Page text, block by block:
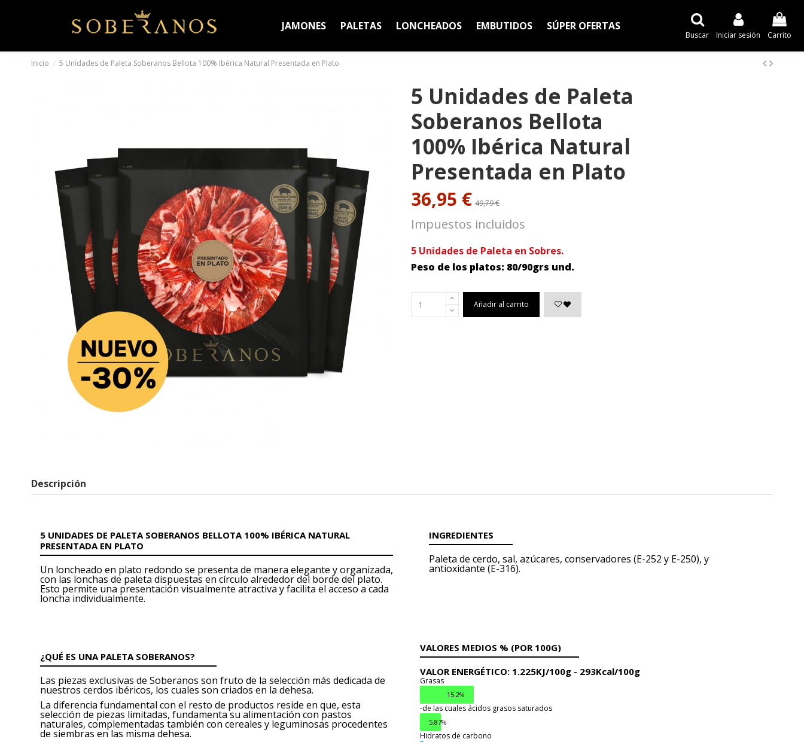
JAMONES PALETAS LONCHEADOS EMBUTIDOS SÚPER OFERTAS
Buscar Iniciar sesión Carrito
Inicio 5 Unidades de Paleta Soberanos Bellota 100% Ibérica Natural Presentada en Plato
5 Unidades de Paleta
Soberanos Bellota
100% Ibérica Natural
Presentada en Plato
36,95 € 49,79 €
Impuestos incluidos
5 Unidades de Paleta en Sobres.
Peso de los platos: 80/90grs und.
Añadir al carrito
Descripción
5 UNIDADES DE PALETA SOBERANOS BELLOTA 100% IBÉRICA NATURAL
PRESENTADA EN PLATO
Un loncheado en plato redondo se presenta de manera elegante y organizada,
con las lonchas de paleta dispuestas en círculo alrededor del borde del plato.
Esto permite una presentación visualmente atractiva y facilita el acceso a cada
loncha individualmente.
INGREDIENTES
Paleta de cerdo, sal, azúcares, conservadores (E-252 y E-250), y
antioxidante (E-316).
¿QUÉ ES UNA PALETA SOBERANOS?
Las piezas exclusivas de Soberanos son fruto de la selección más dedicada de
nuestros cerdos ibéricos, los cuales son criados en la dehesa.
La diferencia fundamental con el resto de productos reside en que, esta
selección de piezas limitadas, fundamenta su alimentación con pastos
naturales, complementadas también con cereales y leguminosas procedentes
de siembras en las misma dehesa.
VALORES MEDIOS % (POR 100G)
VALOR ENERGÉTICO: 1.225KJ/100g - 293Kcal/100g
Grasas
15.2%
-de las cuales ácidos grasos saturados
5.87%
Hidratos de carbono